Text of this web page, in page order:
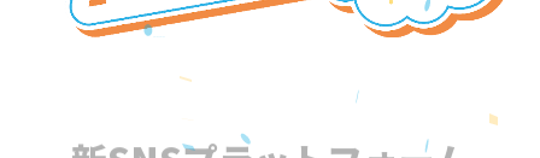
新SNSプラットフォーム